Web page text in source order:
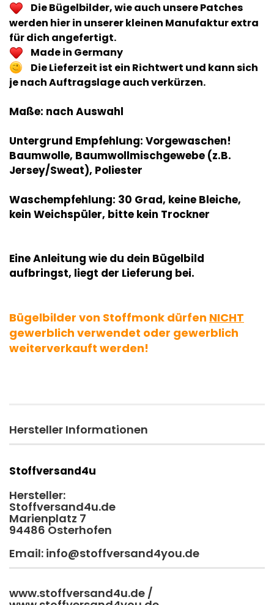
Die Bügelbilder, wie auch unsere Patches
werden hier in unserer kleinen Manufaktur extra
für dich angefertigt.
Made in Germany
Die Lieferzeit ist ein Richtwert und kann sich
je nach Auftragslage auch verkürzen.
Maße: nach Auswahl
Untergrund Empfehlung: Vorgewaschen!
Baumwolle, Baumwollmischgewebe (z.B.
Jersey/Sweat), Poliester
Waschempfehlung: 30 Grad, keine Bleiche,
kein Weichspüler, bitte kein Trockner
Eine Anleitung wie du dein Bügelbild
aufbringst, liegt der Lieferung bei.
Bügelbilder von Stoffmonk dürfen NICHT
gewerblich verwendet oder gewerblich
weiterverkauft werden!
Hersteller Informationen
Stoffversand4u
Hersteller:
Stoffversand4u.de
Marienplatz 7
94486 Osterhofen
Email: info@stoffversand4you.de
www.stoffversand4u.de /